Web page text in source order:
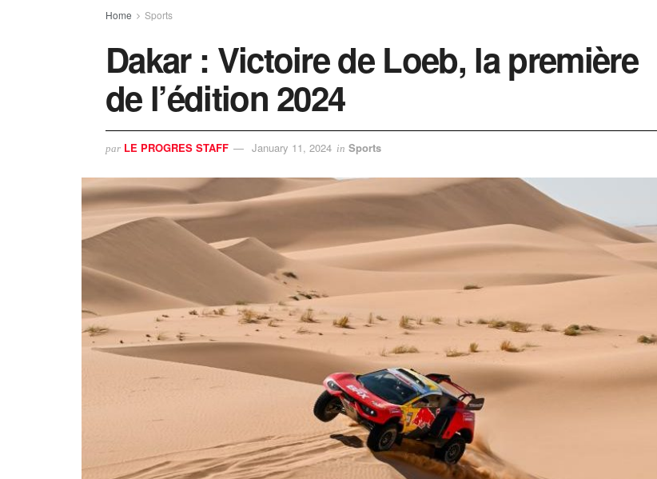
Home Sports
Dakar : Victoire de Loeb, la première
de l’édition 2024
par LE PROGRES STAFF January 11, 2024 in Sports